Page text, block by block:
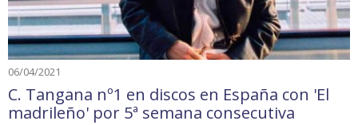
06/04/2021
C. Tangana nº1 en discos en España con 'El
madrileño' por 5ª semana consecutiva